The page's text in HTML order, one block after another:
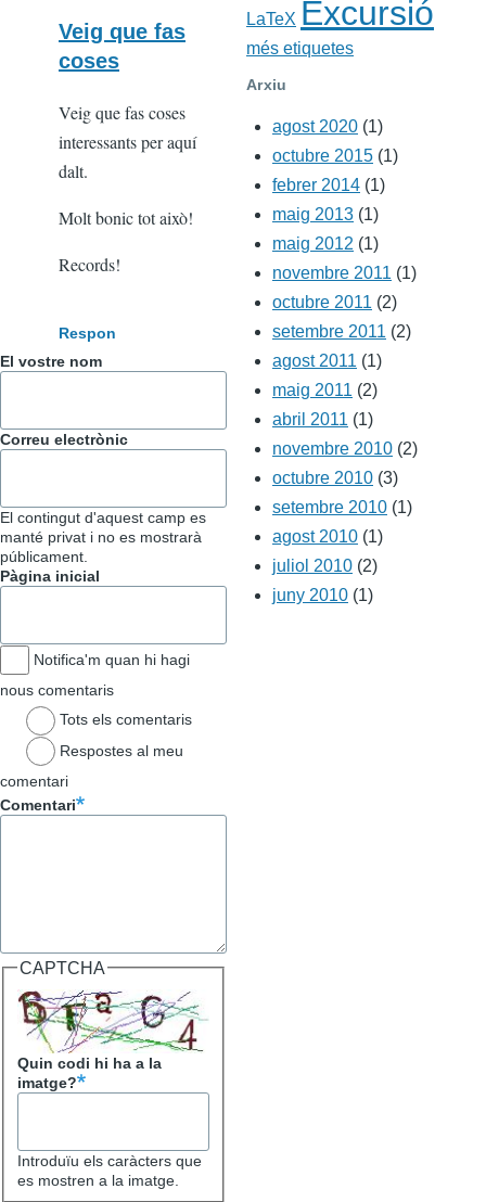
Veig que fas
coses
Veig que fas coses
interessants per aquí
dalt.
Molt bonic tot això!
Records!
Respon
El vostre nom
Correu electrònic
El contingut d'aquest camp es
manté privat i no es mostrarà
públicament.
Pàgina inicial
Notifica'm quan hi hagi
nous comentaris
Tots els comentaris
Respostes al meu
comentari
Comentari
CAPTCHA
Quin codi hi ha a la
imatge?
Introduïu els caràcters que
es mostren a la imatge.
LaTeX Excursió
més etiquetes
Arxiu
agost 2020 (1)
octubre 2015 (1)
febrer 2014 (1)
maig 2013 (1)
maig 2012 (1)
novembre 2011 (1)
octubre 2011 (2)
setembre 2011 (2)
agost 2011 (1)
maig 2011 (2)
abril 2011 (1)
novembre 2010 (2)
octubre 2010 (3)
setembre 2010 (1)
agost 2010 (1)
juliol 2010 (2)
juny 2010 (1)